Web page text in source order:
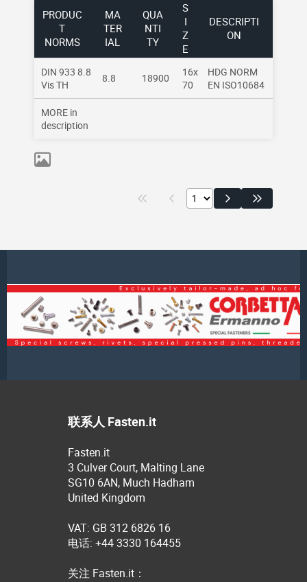
PRODUC
T
NORMS
MA
TER
IAL
QUA
NTI
TY
S
I
Z
E
DESCRIPTI
ON
DIN 933 8.8
Vis TH
8.8 18900
16x
70
HDG NORM
EN ISO10684
MORE in
description
联系人 Fasten.it
Fasten.it
3 Culver Court, Malting Lane
SG10 6AN, Much Hadham
United Kingdom
VAT: GB 312 6826 16
电话: +44 3330 164455
关注 Fasten.it：